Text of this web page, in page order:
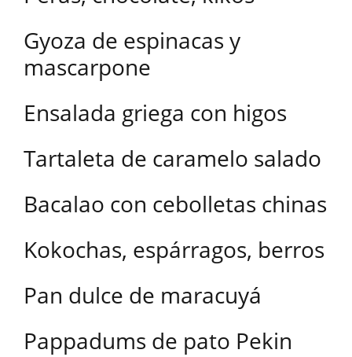
Gyoza de espinacas y
mascarpone
Ensalada griega con higos
Tartaleta de caramelo salado
Bacalao con cebolletas chinas
Kokochas, espárragos, berros
Pan dulce de maracuyá
Pappadums de pato Pekin